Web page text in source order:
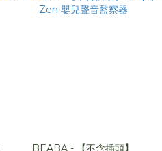
BEABA - 【不含插頭】